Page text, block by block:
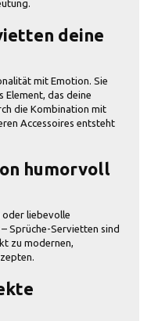
deine
mit Emotion. Sie
Element, das deine
die Kombination mit
Accessoires entsteht
humorvoll
oder liebevolle
Sprüche-Servietten sind
zu modernen,